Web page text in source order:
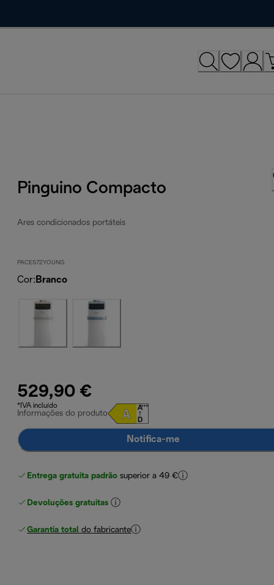
Pinguino Compacto
Ares condicionados portáteis
PACES72YOUNG
Cor: Branco
529,90 €
*IVA incluído
Informações do produto
Notifica-me
Entrega gratuita padrão superior a 49 €
Devoluções gratuitas
Garantia total do fabricante